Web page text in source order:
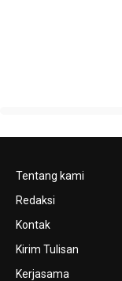
Tentang kami
Redaksi
Kontak
Kirim Tulisan
Kerjasama